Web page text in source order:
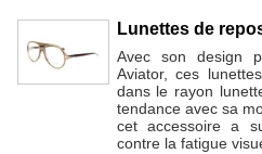
Lunettes de
Avec son design
Aviator, ces
dans le rayon
tendance avec sa
cet accessoire a
contre la fatigue